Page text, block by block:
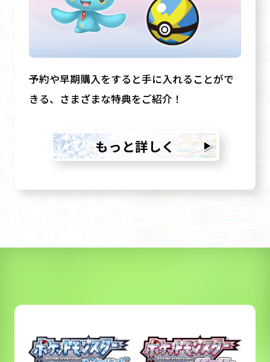
予約や早期購入をすると手に入れることがで
きる、さまざまな特典をご紹介！
もっと詳しく